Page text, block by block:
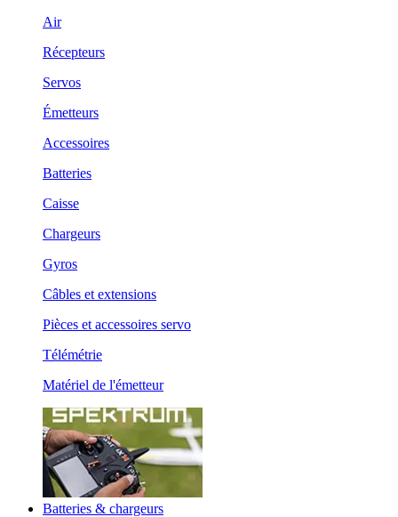
Air
Récepteurs
Servos
Émetteurs
Accessoires
Batteries
Caisse
Chargeurs
Gyros
Câbles et extensions
Pièces et accessoires servo
Télémétrie
Matériel de l'émetteur
Batteries & chargeurs